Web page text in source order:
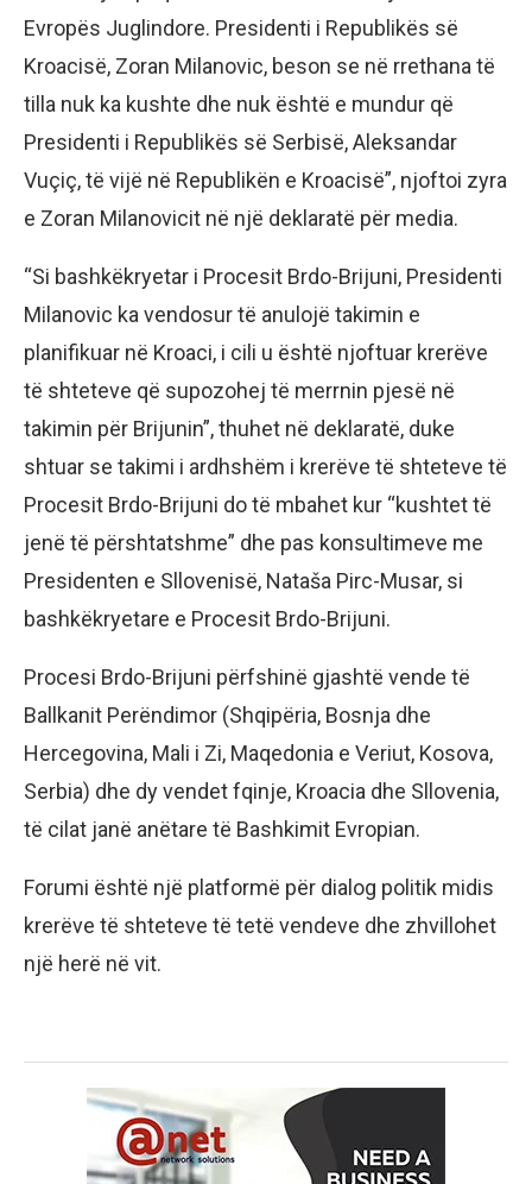
Evropës Juglindore. Presidenti i Republikës së
Kroacisë, Zoran Milanovic, beson se në rrethana të
tilla nuk ka kushte dhe nuk është e mundur që
Presidenti i Republikës së Serbisë, Aleksandar
Vuçiç, të vijë në Republikën e Kroacisë”, njoftoi zyra
e Zoran Milanovicit në një deklaratë për media.
“Si bashkëkryetar i Procesit Brdo-Brijuni, Presidenti
Milanovic ka vendosur të anulojë takimin e
planifikuar në Kroaci, i cili u është njoftuar krerëve
të shteteve që supozohej të merrnin pjesë në
takimin për Brijunin”, thuhet në deklaratë, duke
shtuar se takimi i ardhshëm i krerëve të shteteve të
Procesit Brdo-Brijuni do të mbahet kur “kushtet të
jenë të përshtatshme” dhe pas konsultimeve me
Presidenten e Sllovenisë, Nataša Pirc-Musar, si
bashkëkryetare e Procesit Brdo-Brijuni.
Procesi Brdo-Brijuni përfshinë gjashtë vende të
Ballkanit Perëndimor (Shqipëria, Bosnja dhe
Hercegovina, Mali i Zi, Maqedonia e Veriut, Kosova,
Serbia) dhe dy vendet fqinje, Kroacia dhe Sllovenia,
të cilat janë anëtare të Bashkimit Evropian.
Forumi është një platformë për dialog politik midis
krerëve të shteteve të tetë vendeve dhe zhvillohet
një herë në vit.